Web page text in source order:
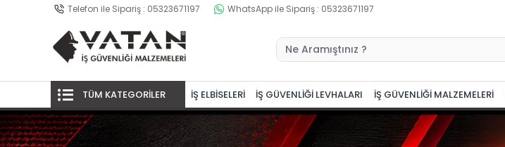
Telefon ile Sipariş : 05323671197 WhatsApp ile Sipariş : 05323671197
TÜM KATEGORİLER İŞ ELBİSELERİ İŞ GÜVENLİĞİ LEVHALARI İŞ GÜVENLİĞİ MALZEMELERİ